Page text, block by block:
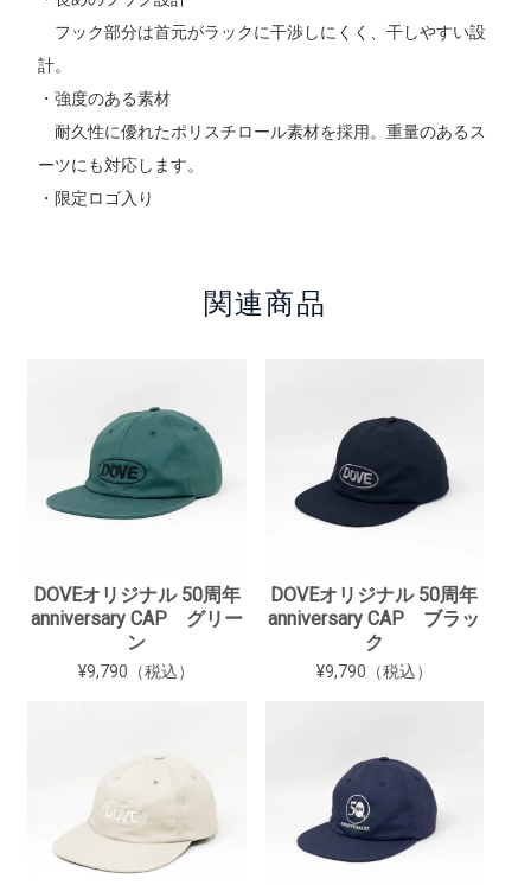
フック部分は首元がラックに干渉しにくく、干しやすい設
計。
・強度のある素材
耐久性に優れたポリスチロール素材を採用。重量のあるス
ーツにも対応します。
・限定ロゴ入り
関連商品
DOVEオリジナル 50周年
anniversary CAP グリー
ン
¥9,790（税込）
DOVEオリジナル 50周年
anniversary CAP ブラッ
ク
¥9,790（税込）